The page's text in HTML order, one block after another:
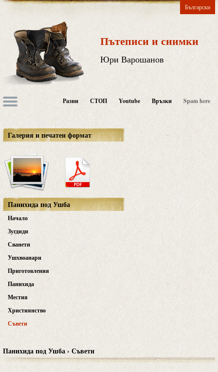
Български
Пътеписи и снимки
Юри Варошанов
Разни СТОП Youtube Връзки Spam here
Галерия и печатен формат
Панихида под Ушба
Начало
Зугдиди
Сванети
Ушхвоанари
Приготовления
Панихида
Местия
Християнство
Съвети
Панихида под Ушба › Съвети